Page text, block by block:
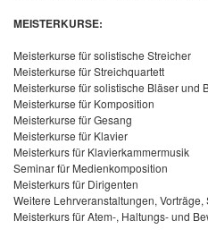
MEISTERKURSE:
Meisterkurse für solistische Streicher
Meisterkurse für Streichquartett
Meisterkurse für solistische Bläser und
Meisterkurse für Komposition
Meisterkurse für Gesang
Meisterkurse für Klavier
Meisterkurs für Klavierkammermusik
Seminar für Medienkomposition
Meisterkurs für Dirigenten
Weitere Lehrveranstaltungen,
Meisterkurs für Atem-, Haltungs- und